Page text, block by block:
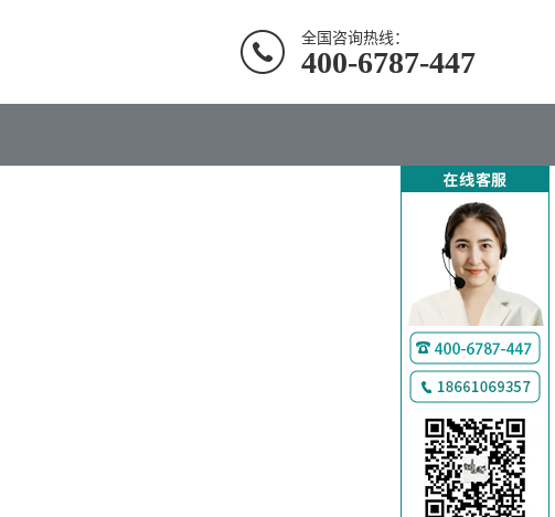
全国咨询热线：
400-6787-447